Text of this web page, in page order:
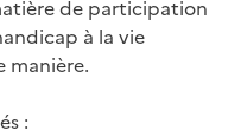
de participation
à la vie
manière.
: